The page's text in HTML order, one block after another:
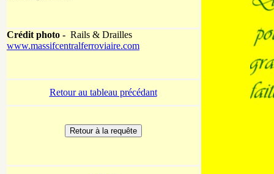
Crédit photo - Rails & Drailles
www.massifcentralferroviaire.com
Retour au tableau précédant